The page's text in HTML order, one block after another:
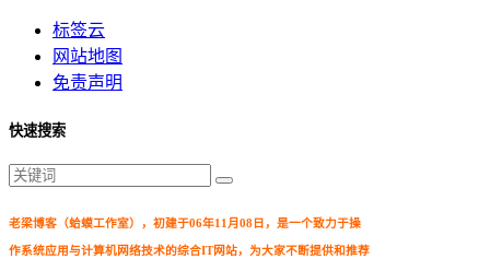
标签云
网站地图
免责声明
快速搜索
老梁博客（蛤蟆工作室），初建于06年11月08日，是一个致力于操
作系统应用与计算机网络技术的综合IT网站，为大家不断提供和推荐